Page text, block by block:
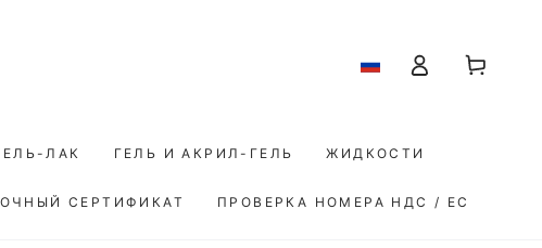
ЛАК ГЕЛЬ И АКРИЛ-ГЕЛЬ ЖИДКОСТИ
СЕРТИФИКАТ ПРОВЕРКА НОМЕРА НДС / ЕС
Авторизоваться
Корзина